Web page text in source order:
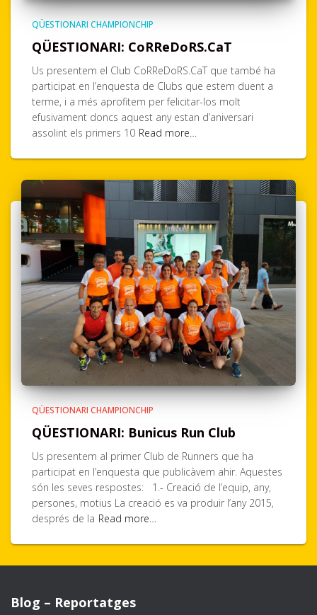
QÜESTIONARI CHAMPIONCHIP
QÜESTIONARI: CoRReDoRS.CaT
Us presentem el Club CoRReDoRS.CaT que també ha
participat en l’enquesta de Clubs que estem duent a
terme, i a més aprofitem per felicitar-los molt
efusivament doncs aquest any estan d’aniversari
assolint els primers 10 Read more…
QÜESTIONARI CHAMPIONCHIP
QÜESTIONARI: Bunicus Run Club
Us presentem al primer Club de Runners que ha
participat en l’enquesta que publicàvem ahir. Aquestes
són les seves respostes: 1.- Creació de l’equip, any,
persones, motius La creació es va produir l’any 2015,
després de la Read more…
Blog – Reportatges